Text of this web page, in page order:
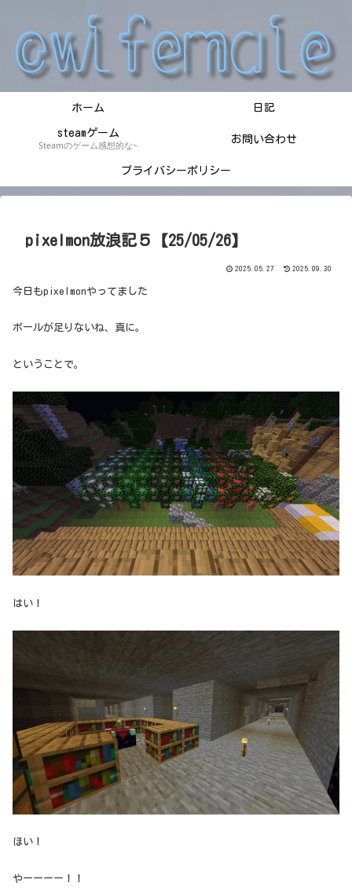
ホーム 日記
steamゲーム
Steamのゲーム感想的な~
お問い合わせ
プライバシーポリシー
pixelmon放浪記５【25/05/26】
2025.05.27 2025.09.30
今日もpixelmonやってました
ボールが足りないね、真に。
ということで。
はい！
ほい！
やーーーー！！